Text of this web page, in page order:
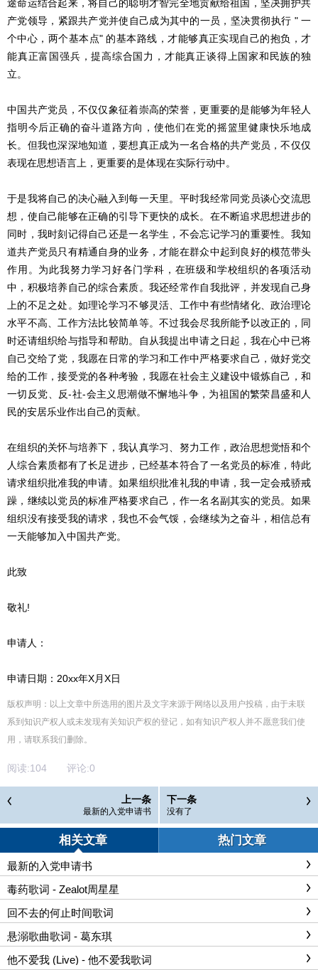
途命运结合起来，将自己的聪明才智完全地贡献给祖国，坚决拥护共
产党领导，紧跟共产党并使自己成为其中的一员，坚决贯彻执行 " 一
个中心，两个基本点" 的基本路线，才能够真正实现自己的抱负，才
能真正富国强兵，提高综合国力，才能真正谈得上国家和民族的独
立。
中国共产党员，不仅仅象征着崇高的荣誉，更重要的是能够为年轻人
指明今后正确的奋斗道路方向，使他们在党的摇篮里健康快乐地成
长。但我也深深地知道，要想真正成为一名合格的共产党员，不仅仅
表现在思想语言上，更重要的是体现在实际行动中。
于是我将自己的决心融入到每一天里。平时我经常同党员谈心交流思
想，使自己能够在正确的引导下更快的成长。在不断追求思想进步的
同时，我时刻记得自己还是一名学生，不会忘记学习的重要性。我知
道共产党员只有精通自身的业务，才能在群众中起到良好的模范带头
作用。为此我努力学习好各门学科，在班级和学校组织的各项活动
中，积极培养自己的综合素质。我还经常作自我批评，并发现自己身
上的不足之处。如理论学习不够灵活、工作中有些情绪化、政治理论
水平不高、工作方法比较简单等。不过我会尽我所能予以改正的，同
时还请组织给与指导和帮助。自从我提出申请之日起，我在心中已将
自己交给了党，我愿在日常的学习和工作中严格要求自己，做好党交
给的工作，接受党的各种考验，我愿在社会主义建设中锻炼自己，和
一切反党、反-社-会主义思潮做不懈地斗争，为祖国的繁荣昌盛和人
民的安居乐业作出自己的贡献。
在组织的关怀与培养下，我认真学习、努力工作，政治思想觉悟和个
人综合素质都有了长足进步，已经基本符合了一名党员的标准，特此
请求组织批准我的申请。如果组织批准礼我的申请，我一定会戒骄戒
躁，继续以党员的标准严格要求自己，作一名名副其实的党员。如果
组织没有接受我的请求，我也不会气馁，会继续为之奋斗，相信总有
一天能够加入中国共产党。
此致
敬礼!
申请人：
申请日期：20xx年X月X日
版权声明：以上文章中所选用的图片及文字来源于网络以及用户投稿，由于未联
系到知识产权人或未发现有关知识产权的登记，如有知识产权人并不愿意我们使
用，请联系我们删除。
阅读:104 评论:0
上一条
最新的入党申请书
下一条
没有了
相关文章 热门文章
最新的入党申请书
毒药歌词 - Zealot周星星
回不去的何止时间歌词
悬溺歌曲歌词 - 葛东琪
他不爱我 (Live) - 他不爱我歌词